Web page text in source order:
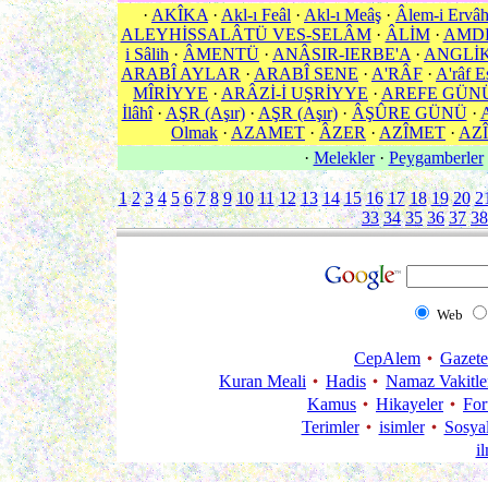
· AKÎKA · Akl-ı Feâl · Akl-ı Meâş · Âlem-i Ervâh
ALEYHİSSALÂTÜ VES-SELÂM· ÂLİM·
i Sâlih · ÂMENTÜ · ANÂSIR-IERBE'A ·
ARABÎ AYLAR · ARABÎ SENE · A'RÂF · A'râf
MÎRİYYE · ARÂZİ-İ UŞRİYYE · AREFE
İlâhî· AŞR (Aşır)· AŞR (Aşır)· ÂŞÛRE GÜNÜ·
Olmak · AZAMET · ÂZER · AZÎMET ·
· Melekler· Peygamberler
1 2 3 4 5 6 7 8 9 10 11 12 13 14 15 16 17 18 19 20
33 34 35 36 37 38
Web
CepAlem
Kuran Meali
Hadis
Namaz
Kamus
Hikayeler
Terimler
isimler